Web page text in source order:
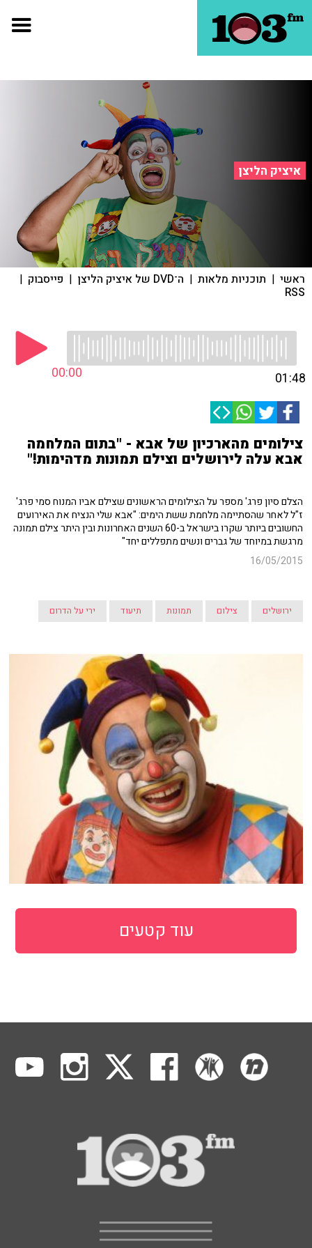
איציק הליצן
ראשי | תוכניות מלאות | ה־DVD של איציק הליצן | פייסבוק |
RSS
00:00 01:48
צילומים מהארכיון של אבא - "בתום המלחמה
אבא עלה לירושלים וצילם תמונות מדהימות!"
הצלם סיון פרג' מספר על הצילומים הראשונים שצילם אביו המנוח סמי פרג'
ז"ל לאחר שהסתיימה מלחמת ששת הימים: "אבא שלי הנציח את האירועים
החשובים ביותר שקרו בישראל ב-60 השנים האחרונות ובין היתר צילם תמונה
מרגשת במיוחד של גברים ונשים מתפללים יחד"
16/05/2015
ירושלים צילום תמונות תיעוד ירי על הדרום
עוד קטעים